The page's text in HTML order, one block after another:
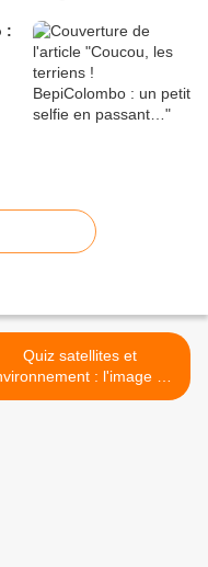
:
Quiz satellites et
: l'image de
novembre 2014 >